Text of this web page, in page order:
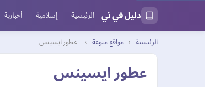
دليل في تي الرئيسية إسلامية أخبارية
الرئيسية › مواقع منوعة › عطور ايسينس
عطور ايسينس